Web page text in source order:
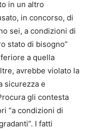
in un altro
in concorso, di
sei, a condizioni di
stato di bisogno”
a quella
avrebbe violato la
sicurezza e
gli contesta
“a condizioni di
I fatti